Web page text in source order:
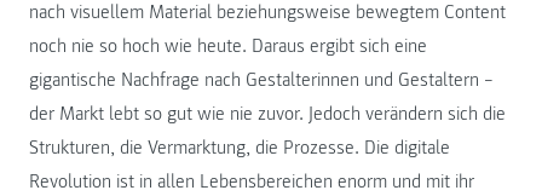
nach visuellem Material beziehungsweise bewegtem Content
noch nie so hoch wie heute. Daraus ergibt sich eine
gigantische Nachfrage nach Gestalterinnen und Gestaltern –
der Markt lebt so gut wie nie zuvor. Jedoch verändern sich die
Strukturen, die Vermarktung, die Prozesse. Die digitale
Revolution ist in allen Lebensbereichen enorm und mit ihr